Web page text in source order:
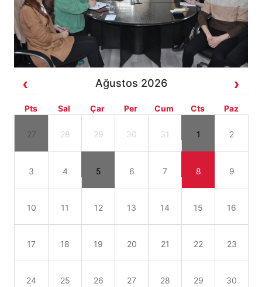
Ağustos 2026
Pts Sal Çar Per Cum Cts Paz
27 28 29 30 31 1 2
3 4 5 6 7 8 9
10 11 12 13 14 15 16
17 18 19 20 21 22 23
24 25 26 27 28 29 30